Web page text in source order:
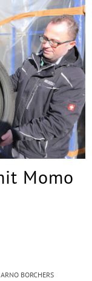
Momo
ARNO BORCHERS